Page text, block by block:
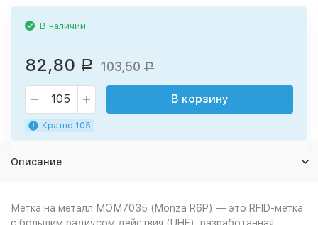
В наличии
82,80 Р 103,50Р
В корзину
Кратно 105
Описание
Метка на металл МОМ7035 (Monza R6P) — это RFID-метка